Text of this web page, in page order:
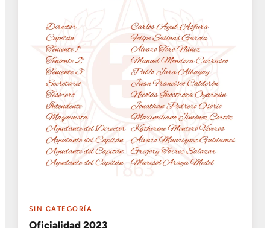
SIN CATEGORÍA
Oficialidad 2023